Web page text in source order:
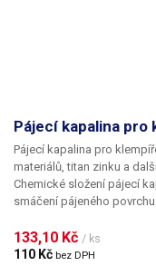
Pájecí kapalina pro
Pájecí kapalina pro
materiálů, titan zinku a
Chemické složení pájecí
smáčení pájeného
oxidů a dalších nečistot a
dokončení spoje je
133,10 Kč / ks
110 Kč bez DPH